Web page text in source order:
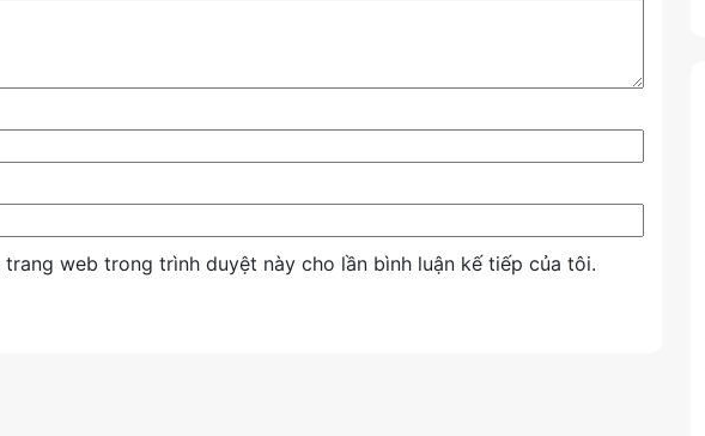
web trong trình duyệt này cho lần bình luận kế tiếp của tôi.